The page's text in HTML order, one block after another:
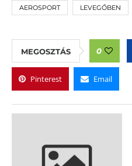
AEROSPORT LEVEGŐBEN
MEGOSZTÁS 0
Pinterest Email